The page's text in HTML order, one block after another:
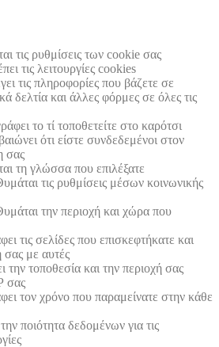
τις ρυθμίσεις των cookie σας
τις λειτουργίες cookies
τις πληροφορίες που βάζετε σε
δελτία και άλλες φόρμες σε όλες τις
το τί τοποθετείτε στο καρότσι
ότι είστε συνδεδεμένοι στον
σας
τη γλώσσα που επιλέξατε
τις ρυθμίσεις μέσων κοινωνικής
την περιοχή και χώρα που
τις σελίδες που επισκεφτήκατε και
σας με αυτές
την τοποθεσία και την περιοχή σας
σας
τον χρόνο που παραμείνατε στην κάθε
ποιότητα δεδομένων για τις